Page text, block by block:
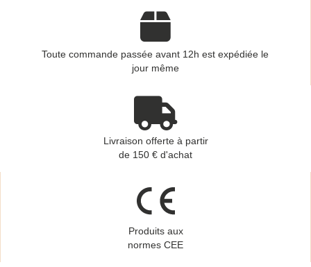
Toute commande passée avant 12h est expédiée le
jour même
Livraison offerte à partir
de 150 € d'achat
Produits aux
normes CEE